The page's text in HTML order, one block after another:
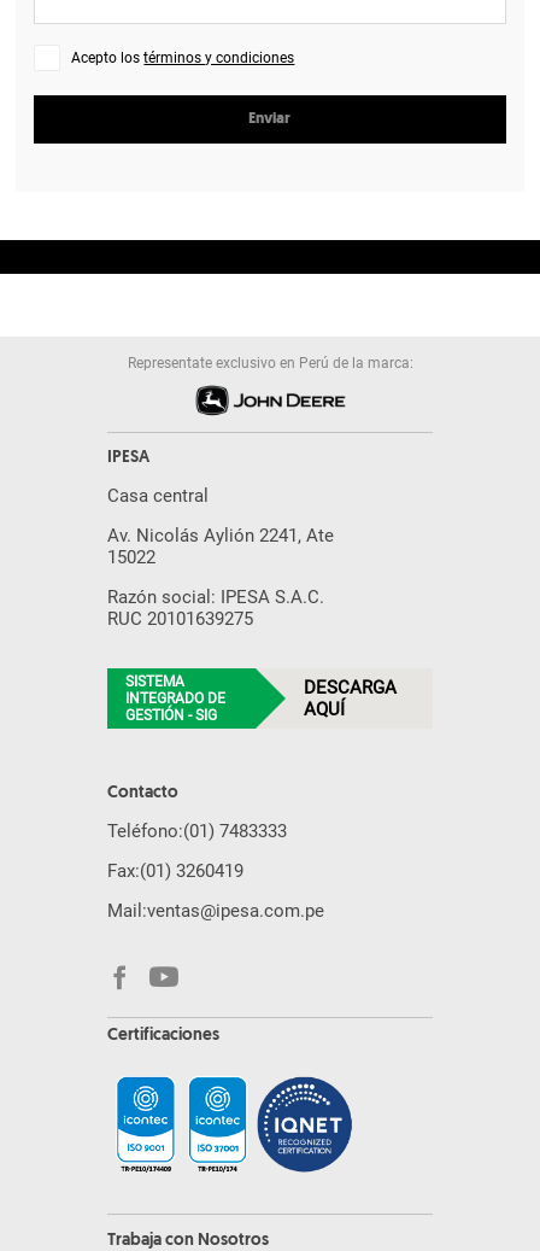
Acepto lostérminos y condiciones
Enviar
Representate exclusivo en Perú de la marca:
IPESA
Casa central
Av. Nicolás Aylión 2241, Ate
15022
Razón social: IPESA S.A.C.
RUC 20101639275
SISTEMA
INTEGRADO DE
GESTIÓN - SIG
DESCARGA
AQUÍ
Contacto
Teléfono:(01) 7483333
Fax:(01) 3260419
Mail:ventas@ipesa.com.pe
Certificaciones
Trabaja con Nosotros